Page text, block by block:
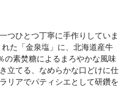
つひとつ丁寧に手作りしていま
た「金泉塩」に、北海道産牛
の素焚糖によるまろやかな風味
立てる、なめらかな口どけに仕
リアでパティシエとして研鑽を